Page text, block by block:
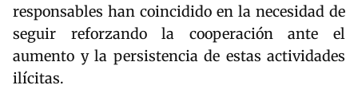
responsables han coincidido en la necesidad de
seguir reforzando la cooperación ante el
aumento y la persistencia de estas actividades
ilícitas.